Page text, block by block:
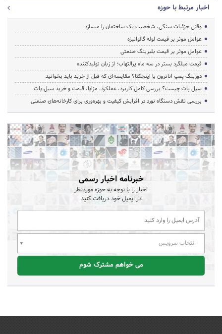
اخبار مرتبط با حوزه
وقتی جزئیات سنگی، شخصیت یک ساختمان را میسازد
عوامل موثر بر قیمت لوله گالوانیزه
عوامل موثر بر قیمت بلبرینگ صنعتی
قیمت میلگرد بستر در سه ماه پرالتهاب؛ از زبان تولیدکننده
دوزینگ پمپ اتاترون یا اینجکتا؟ مقایسه‌ای که قبل از خرید باید بخوانید
سیل پات چیست؟ بررسی کامل کاربرد، عملکرد، مزایا، قیمت و خرید سیل پات
بررسی نقش دستگاه نورد در افزایش کیفیت و بهره‌وری برای کارخانه‌های صنعتی
خبرنامه اخبار رسمی
اخبار را با توجه به حوزه موردنظر
در ایمیل خود دریافت کنید
انتخاب سرویس
می خواهم مشترک شوم